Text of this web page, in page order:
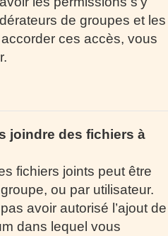
de groupes et les
ces accès, vous
joindre des fichiers à
fichiers joints peut être
ou par utilisateur.
avoir autorisé l’ajout de
dans lequel vous